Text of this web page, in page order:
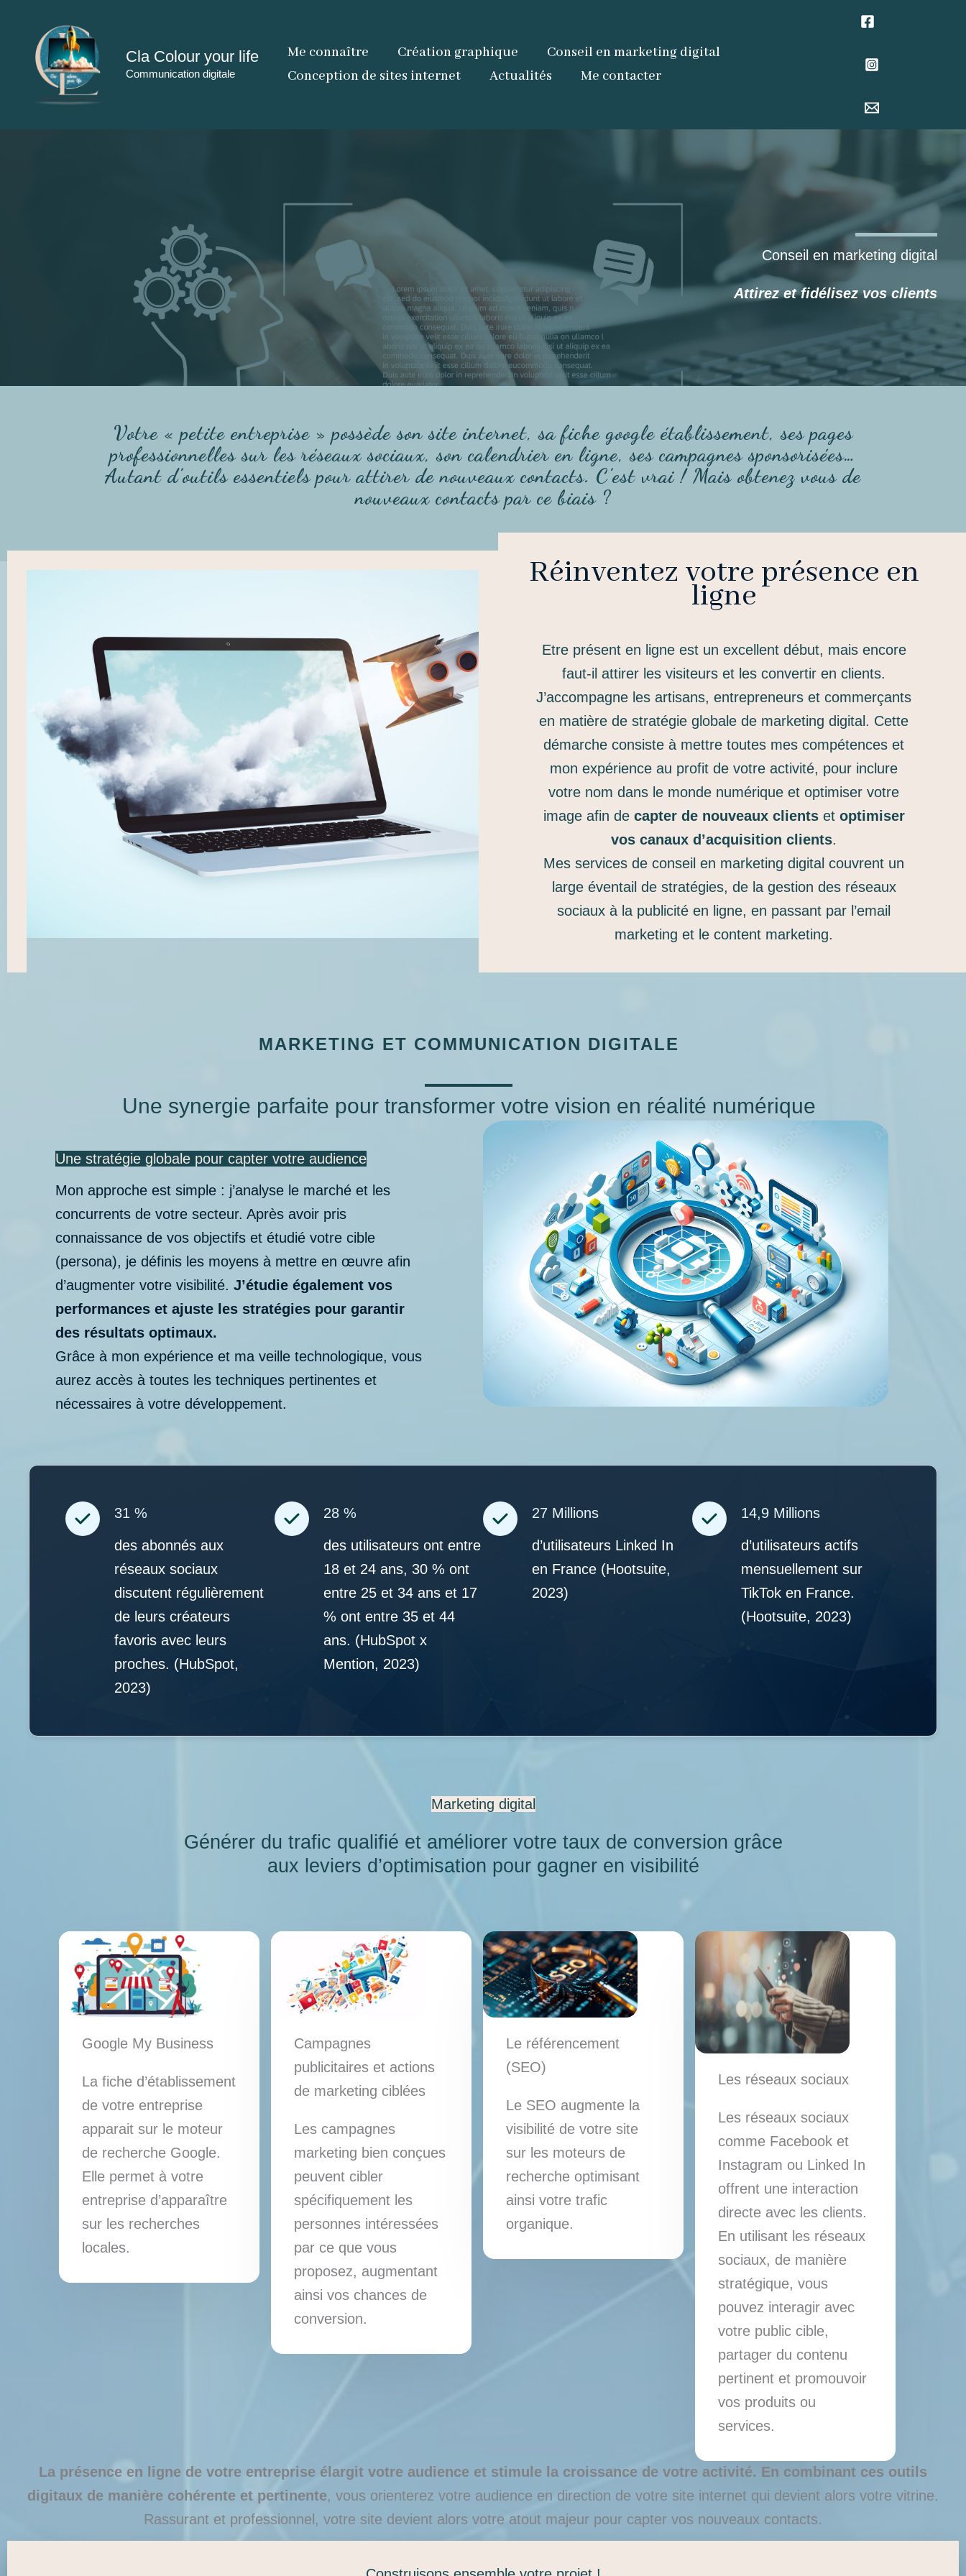
contenu
Cla Colour your life
Communication digitale
Me connaître Création graphique
Conseil en marketing digital
Conception de sites internet
Actualités Me contacter
Conseil en marketing digital
Attirez et fidélisez vos clients
Votre « petite entreprise » possède son site internet, sa fiche google établissement, ses pages
professionnelles sur les réseaux sociaux, son calendrier en ligne, ses campagnes sponsorisées…
Autant d’outils essentiels pour attirer de nouveaux contacts. C’est vrai ! Mais obtenez vous de
nouveaux contacts par ce biais ?
Réinventez votre présence en
ligne
Etre présent en ligne est un excellent début, mais encore
faut-il attirer les visiteurs et les convertir en clients.
J’accompagne les artisans, entrepreneurs et commerçants
en matière de stratégie globale de marketing digital. Cette
démarche consiste à mettre toutes mes compétences et
mon expérience au profit de votre activité, pour inclure
votre nom dans le monde numérique et optimiser votre
image afin de capter de nouveaux clientset optimiser
vos canaux d’acquisition clients.
Mes services de conseil en marketing digital couvrent un
large éventail de stratégies, de la gestion des réseaux
sociaux à la publicité en ligne, en passant par l’email
marketing et le content marketing.
MARKETING ET COMMUNICATION DIGITALE
Une synergie parfaite pour transformer votre vision en réalité numérique
Une stratégie globale pour capter votre audience
Mon approche est simple : j’analyse le marché et les
concurrents de votre secteur. Après avoir pris
connaissance de vos objectifs et étudié votre cible
(persona), je définis les moyens à mettre en œuvre afin
d’augmenter votre visibilité. J’étudie également vos
performances et ajuste les stratégies pour garantir
des résultats optimaux.
Grâce à mon expérience et ma veille technologique, vous
aurez accès à toutes les techniques pertinentes et
nécessaires à votre développement.
31 %
des abonnés aux
réseaux sociaux
discutent régulièrement
de leurs créateurs
favoris avec leurs
proches. (HubSpot,
2023)
28 %
des utilisateurs ont entre
18 et 24 ans, 30 % ont
entre 25 et 34 ans et 17
% ont entre 35 et 44
ans. (HubSpot x
Mention, 2023)
27 Millions
d’utilisateurs Linked In
en France (Hootsuite,
2023)
14,9 Millions
d’utilisateurs actifs
mensuellement sur
TikTok en France.
(Hootsuite, 2023)
Marketing digital
Générer du trafic qualifié et améliorer votre taux de conversion grâce
aux leviers d’optimisation pour gagner en visibilité
Google My Business
La fiche d’établissement
de votre entreprise
apparait sur le moteur
de recherche Google.
Elle permet à votre
entreprise d’apparaître
sur les recherches
locales.
Campagnes
publicitaires et actions
de marketing ciblées
Les campagnes
marketing bien conçues
peuvent cibler
spécifiquement les
personnes intéressées
par ce que vous
proposez, augmentant
ainsi vos chances de
conversion.
Le référencement
(SEO)
Le SEO augmente la
visibilité de votre site
sur les moteurs de
recherche optimisant
ainsi votre trafic
organique.
Les réseaux sociaux
Les réseaux sociaux
comme Facebook et
Instagram ou Linked In
offrent une interaction
directe avec les clients.
En utilisant les réseaux
sociaux, de manière
stratégique, vous
pouvez interagir avec
votre public cible,
partager du contenu
pertinent et promouvoir
vos produits ou
services.
La présence en ligne de votre entreprise élargit votre audience et stimule la croissance de votre activité. En combinant ces outils
digitaux de manière cohérente et pertinente, vous orienterez votre audience en direction de votre site internet qui devient alors votre vitrine.
Rassurant et professionnel, votre site devient alors votre atout majeur pour capter vos nouveaux contacts.